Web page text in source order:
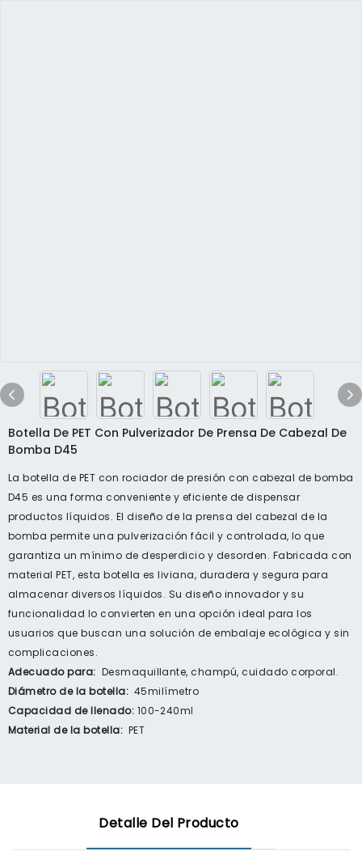
Botella De PET Con Pulverizador De Prensa De Cabezal De
Bomba D45
La botella de PET con rociador de presión con cabezal de bomba
D45 es una forma conveniente y eficiente de dispensar
productos líquidos. El diseño de la prensa del cabezal de la
bomba permite una pulverización fácil y controlada, lo que
garantiza un mínimo de desperdicio y desorden. Fabricada con
material PET, esta botella es liviana, duradera y segura para
almacenar diversos líquidos. Su diseño innovador y su
funcionalidad lo convierten en una opción ideal para los
usuarios que buscan una solución de embalaje ecológica y sin
complicaciones.
Adecuado para: Desmaquillante, champú, cuidado corporal.
Diámetro de la botella: 45milímetro
Capacidad de llenado: 100-240ml
Material de la botella: PET
Detalle Del Producto